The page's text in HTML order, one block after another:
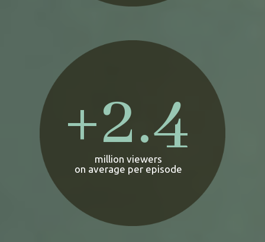
+2.4
million viewers
on average per episode